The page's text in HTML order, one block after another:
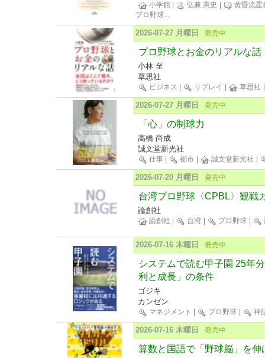
小学館 弘兼 憲史
黄昏流星
プロ野球...
2026-07-27 月曜日 発売中
プロ野球とお金のリアルな話
小林 至
草思社
ビジネス リプレイ 草思社
2026-07-27 月曜日 発売中
「心」の制球力
高橋 尚成
誠文堂新光社
仕事 都市 誠文堂新光社
2026-07-20 月曜日 発売中
台湾プロ野球〈CPBL〉観戦
論創社
論創社 台湾 プロ野球
2026-07-16 木曜日 発売中
システムで読む甲子園 25年
利と成長」の条件
ゴジキ
カンゼン
マネジメント プロ野球 神
2026-07-16 木曜日 発売中
算数と国語で「野球脳」を